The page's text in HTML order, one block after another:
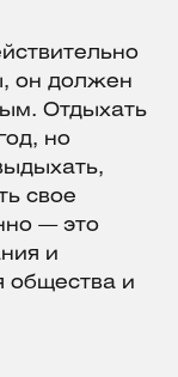
он должен
Отдыхать
но
свое
— это
и
общества и